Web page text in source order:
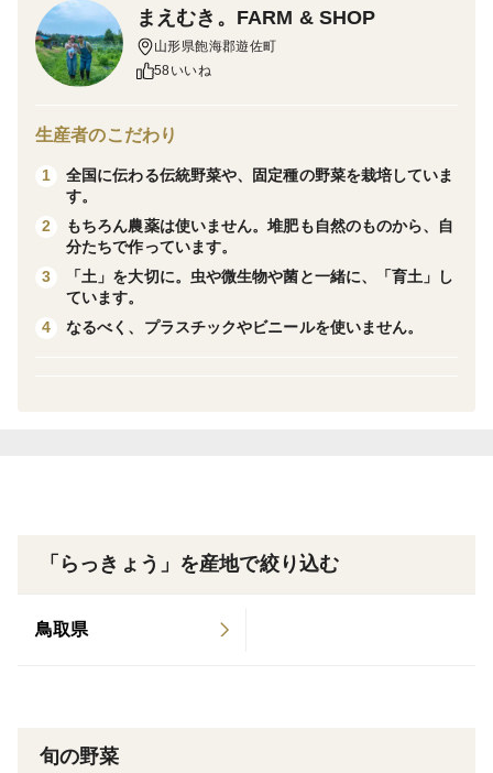
としてから薄皮をむいて、、、そうすればどんな料理に
でも自由自在です。
除草剤を含む全ての農薬を使用しておりません。
今年は試しにビニールマルチも使わずに育てたら、今ま
でに無いくらい調子良く育ってくれました♪ほぼほった
らかしの草むら栽培ですww
サイズは無選別のため大小混合になります。
形態としては「根付き」の生らっきょうです。
生のままならシャキシャキと、ところが火を通すとホク
ホクと。
ら、火を通すとすごく甘くなりますよ♪
お肉と炒めるだけで美味しいですが、単体で炒めて塩コ
まえむき。FARM & SHOP
山形県飽海郡遊佐町
58いいね
生産者のこだわり
1
全国に伝わる伝統野菜や、固定種の野菜を栽培していま
す。
2
もちろん農薬は使いません。堆肥も自然のものから、自
分たちで作っています。
3
「土」を大切に。虫や微生物や菌と一緒に、「育土」し
ています。
4
なるべく、プラスチックやビニールを使いません。
「らっきょう」を産地で絞り込む
鳥取県
旬の野菜